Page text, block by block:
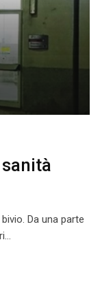
Da una parte